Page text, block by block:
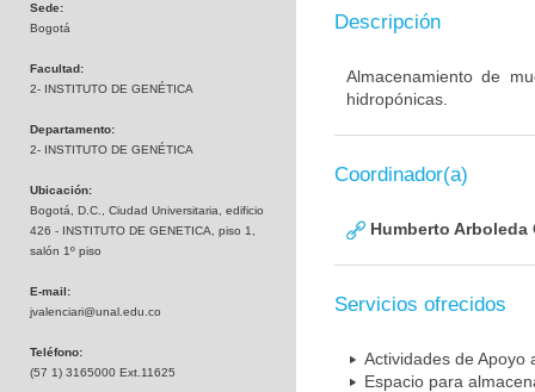
Sede:
Bogotá
Facultad:
2- INSTITUTO DE GENÉTICA
Departamento:
2- INSTITUTO DE GENÉTICA
Ubicación:
Bogotá, D.C., Ciudad Universitaria, edificio
426 - INSTITUTO DE GENETICA, piso 1,
salón 1º piso
E-mail:
jvalenciari@unal.edu.co
Teléfono:
(57 1) 3165000 Ext.11625
Descripción
Almacenamiento de
hidropónicas.
Coordinador(a)
Humberto Arboleda
Servicios ofrecidos
Actividades de Apoyo
Espacio para